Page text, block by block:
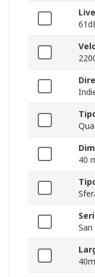
40
San